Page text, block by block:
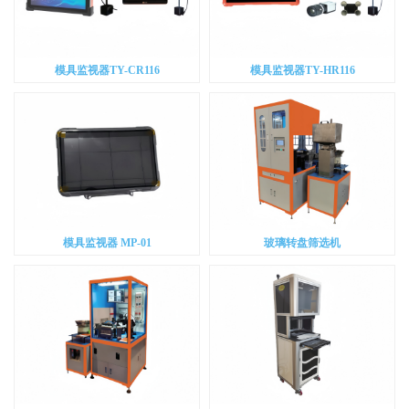
模具监视器TY-CR116 模具监视器TY-HR116
模具监视器 MP-01 玻璃转盘筛选机